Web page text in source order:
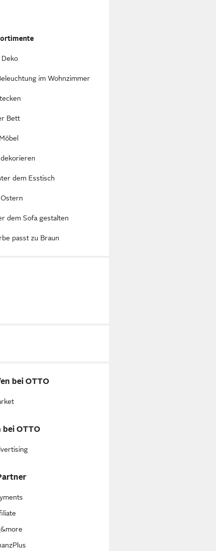
Deko
im Wohnzimmer
Bett
dem Esstisch
dem Sofa gestalten
passt zu Braun
bei OTTO
bei OTTO